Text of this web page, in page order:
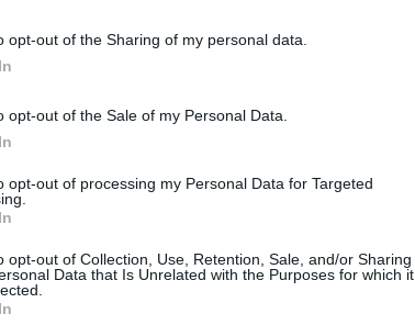
opt-out of the Sharing of my personal data.
opt-out of the Sale of my Personal Data.
opt-out of processing my Personal Data for Targeted
opt-out of Collection, Use, Retention, Sale, and/or Sharing
Data that Is Unrelated with the Purposes for which it
Νταλικιέρης πήγε στο Dragons
τον έπαιρνε ο ύπνος στη
και οι Dragons έμειναν με το στόμα ανοιχτό
και ο Κωσταντίνος Κουτσαυλής στάθηκαν
Den στο επεισόδιο της Παρασκευής (24/3) του